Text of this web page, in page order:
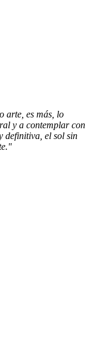
arte, es más, lo
y a contemplar con
definitiva, el sol sin